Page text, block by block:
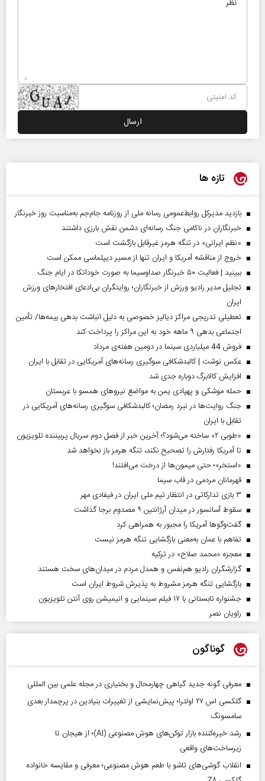
تازه ها
بازدید مدیرکل روابط‌عمومی رسانه ملی از روزنامه جام‌جم به‌مناسبت روز خبرنگار
خبرنگاران در ناکامی جنگ رسانه‌ای دشمن نقش بارزی داشتند
«نظم ایرانی» در تنگه هرمز غیرقابل بازگشت است
خروج از مناقشه آمریکا و ایران تنها از مسیر دیپلماسی ممکن است
ببینید | فعالیت ۵۰ خبرنگار صداوسیما به صورت خوداتکا در ایام جنگ
تجلیل مدیر رادیو ورزش از خبرنگاران؛ روایتگران بی‌ادعای افتخارهای ورزش
ایران
تعطیلی تدریجی مراکز دیالیز خصوصی به دلیل انباشت بدهی بیمه‌ها/ تأمین
اجتماعی بدهی ۹ ماهه خود به این مراکز را پرداخت کند
فروش 44 میلیاردی سینما در دومین هفته‌ی مرداد
عکس نوشت | کالبدشکافی سوگیری رسانه‌های آمریکایی در تقابل با ایران
افزایش کالابرگ دوباره جدی شد
حمله موشکی و پهپادی یمن به مواضع نیروهای همسو با عربستان
جنگ روایت‌ها در نبرد رمضان؛ کالبدشکافی سوگیری رسانه‌های آمریکایی در
تقابل با ایران
«طوبی ۲» ساخته می‌شود؟؛ آخرین خبر از فصل دوم سریال پربیننده تلویزیون
تا آمریکا رفتارش را تصحیح نکند، تنگه هرمز باز نخواهد شد
«استخر»‌‌؛ حتی میمون‌ها از درخت می‌افتند!
قهرمانان مردمی در قاب سیما
۳ بازی تدارکاتی در انتظار تیم ملی ایران در فیفادی مهر
سقوط آسانسور در میدان آرژانتین ۹ مصدوم برجا گذاشت
گفت‌وگوها آمریکا را مجبور به همراهی کرد
تفاهم با عمان به‌معنی بازگشایی تنگه هرمز نیست
معجزه «محمد صلاح» در ترکیه
گزارشگران رادیو هم‌نفس و همدل مردم در میدان‌های سخت هستند
بازگشایی تنگه هرمز مشروط به پذیرش شروط ایران است
جشنواره تابستانی با ۱۷ فیلم سینمایی و انیمیشن روی آنتن تلویزیون
راویان نصر
گوناگون
معرفی گونه جدید گیاهی چهارمحال و بختیاری در مجله علمی بین المللی
گلکسی اس ۲۷ اولترا؛ پیش‌نمایشی از تغییرات بنیادین در پرچمدار بعدی
سامسونگ
رشد خیره‌کننده بازار توکن‌های هوش مصنوعی (AI)؛ از هیجان تا
زیرساخت‌های واقعی
انقلاب گوشی‌های تاشو‌ با طعم هوش مصنوعی؛ معرفی و مقایسه خانواده